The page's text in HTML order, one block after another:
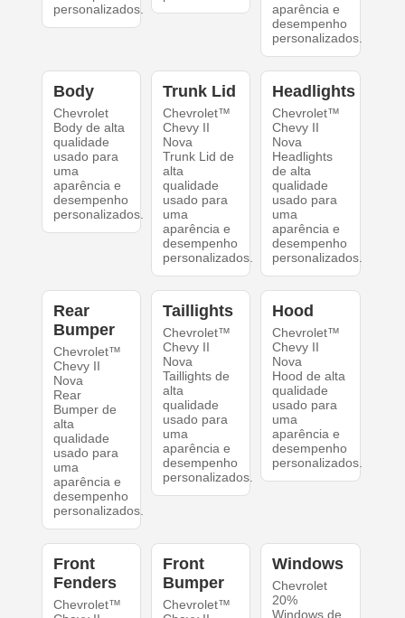
personalizados.
aparência e
desempenho
personalizados.
Body
Chevrolet
Body de alta
qualidade
usado para
uma
aparência e
desempenho
personalizados.
Trunk Lid
Chevrolet™
Chevy II
Nova
Trunk Lid de
alta
qualidade
usado para
uma
aparência e
desempenho
personalizados.
Headlights
Chevrolet™
Chevy II
Nova
Headlights
de alta
qualidade
usado para
uma
aparência e
desempenho
personalizados.
Rear
Bumper
Chevrolet™
Chevy II
Nova
Rear
Bumper de
alta
qualidade
usado para
uma
aparência e
desempenho
personalizados.
Taillights
Chevrolet™
Chevy II
Nova
Taillights de
alta
qualidade
usado para
uma
aparência e
desempenho
personalizados.
Hood
Chevrolet™
Chevy II
Nova
Hood de alta
qualidade
usado para
uma
aparência e
desempenho
personalizados.
Front
Fenders
Chevrolet™
Front
Bumper
Chevrolet™
Windows
Chevrolet
20%
Windows de